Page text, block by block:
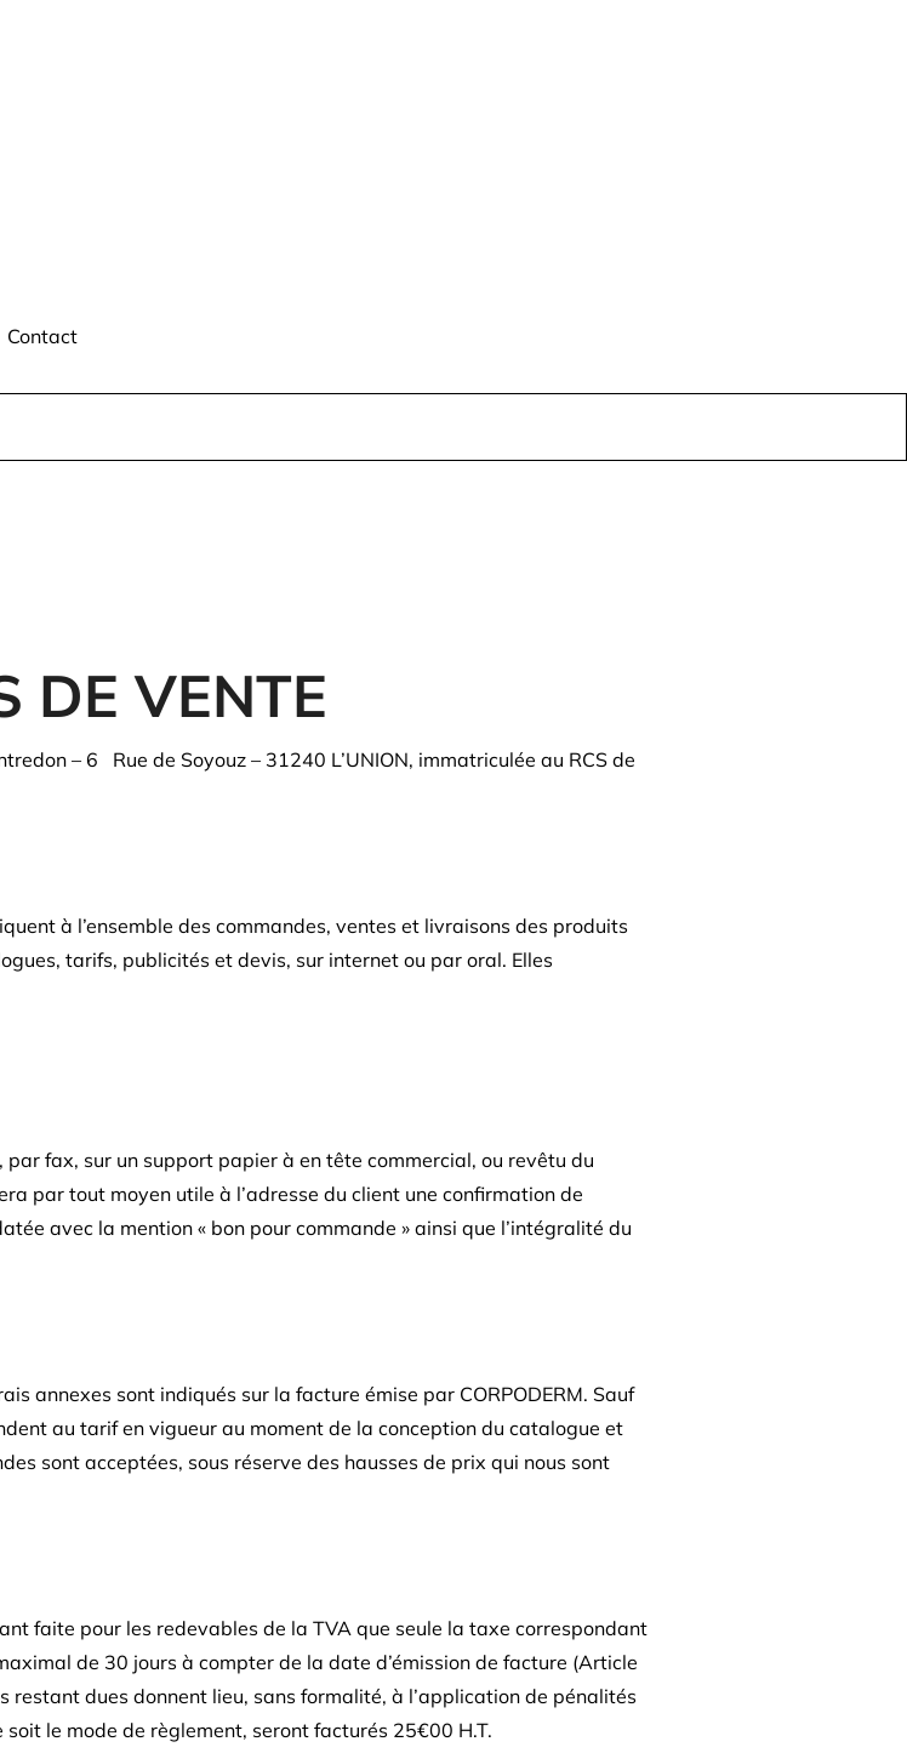
Contact
DE VENTE
– 6 Rue de Soyouz – 31240 L’UNION, immatriculée au RCS de
à l’ensemble des commandes, ventes et livraisons des produits
tarifs, publicités et devis, sur internet ou par oral. Elles
fax, sur un support papier à en tête commercial, ou revêtu du
par tout moyen utile à l’adresse du client une confirmation de
avec la mention « bon pour commande » ainsi que l’intégralité du
annexes sont indiqués sur la facture émise par CORPODERM. Sauf
au tarif en vigueur au moment de la conception du catalogue et
sont acceptées, sous réserve des hausses de prix qui nous sont
faite pour les redevables de la TVA que seule la taxe correspondant
de 30 jours à compter de la date d’émission de facture (Article
restant dues donnent lieu, sans formalité, à l’application de pénalités
le mode de règlement, seront facturés 25€00 H.T.